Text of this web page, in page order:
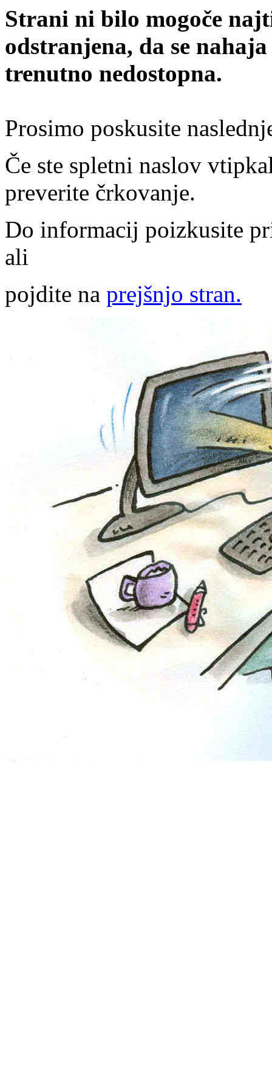
Strani ni bilo mogoče
odstranjena, da se
trenutno nedostopna.
Prosimo poskusite
Če ste spletni naslov
preverite črkovanje.
Do informacij poizkusite
ali
pojdite na prejšnjo stran.